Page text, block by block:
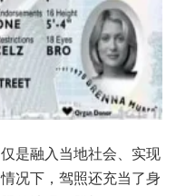
是融入当地社会、实现
况下，驾照还充当了身